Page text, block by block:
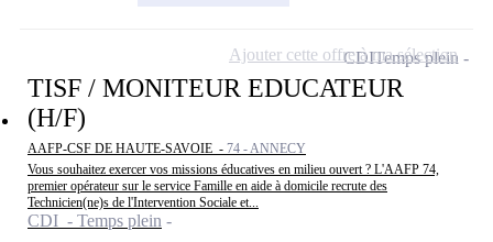
TISF / MONITEUR EDUCATEUR
(H/F)
AAFP-CSF DE HAUTE-SAVOIE - 74 - ANNECY
Vous souhaitez exercer vos missions éducatives en milieu ouvert ? L'AAFP 74,
premier opérateur sur le service Famille en aide à domicile recrute des
Technicien(ne)s de l'Intervention Sociale et...
CDI - Temps plein
CDITemps plein
Ajouter cette offre à ma sélection